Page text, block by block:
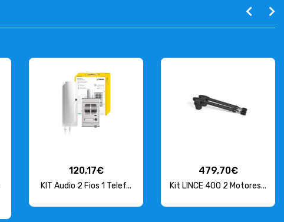
120,17€
KIT Audio 2 Fios 1 Telef...
479,70€
Kit LINCE 400 2 Motores...